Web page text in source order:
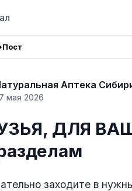
Пост
Аптека
мая 2026
ДЛЯ
заходите в